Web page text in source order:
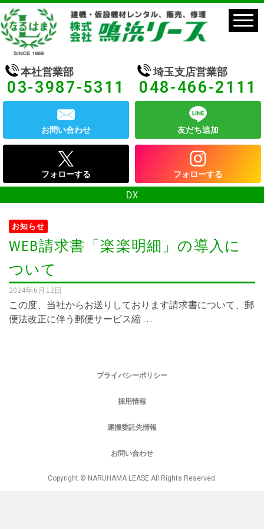
本社営業部
03-3987-5311
埼玉支店営業部
048-466-2111
お問い合わせ 友だち追加
フォローする フォローする
DX
お知らせ
WEB請求書「楽楽明細」の導入に
ついて
2024年6月12日
この度、当社からお送りしております請求書について、郵
便法改正に伴う郵便サービス縮 …
プライバシーポリシー
採用情報
運搬委託先情報
お問い合わせ
Copyright © NARUHAMA LEASE All Rights Reserved.